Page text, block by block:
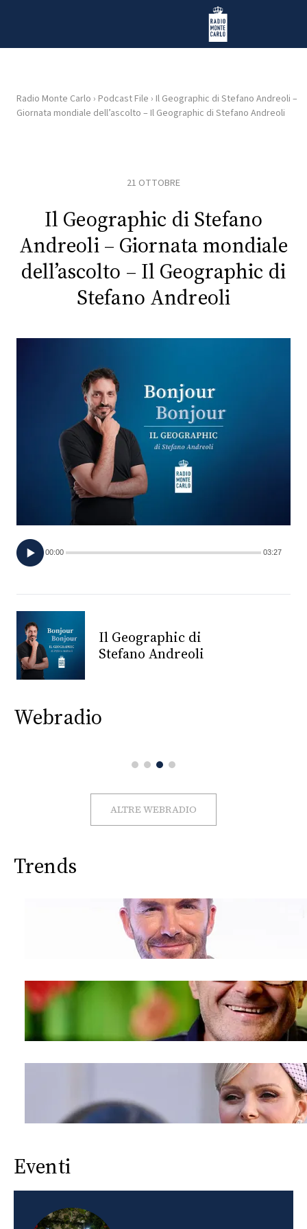
Radio Monte Carlo
HOME
RADIO
PLAYLIST
FOTO
CONCORSI
VIDEO
PRINCIPATO
DI
MONACO
CONSIGLIA
Radio Monte Carlo › Podcast File › Il Geographic di Stefano Andreoli –
Giornata mondiale dell’ascolto – Il Geographic di Stefano Andreoli
21 OTTOBRE
Il Geographic di Stefano
Andreoli – Giornata mondiale
dell’ascolto – Il Geographic di
Stefano Andreoli
00:00 03:27
Il Geographic di
Stefano Andreoli
Webradio
ALTRE WEBRADIO
Trends
Eventi